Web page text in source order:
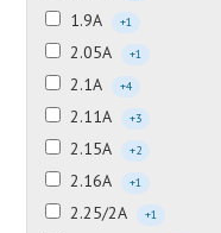
1.9А +1
2.05А +1
2.1А +4
2.11А +3
2.15А +2
2.16А +1
2.25/2А +1